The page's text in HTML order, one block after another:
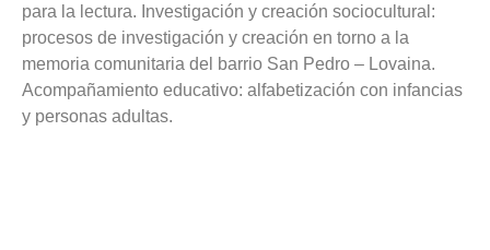
para la lectura. Investigación y creación sociocultural:
procesos de investigación y creación en torno a la
memoria comunitaria del barrio San Pedro – Lovaina.
Acompañamiento educativo: alfabetización con infancias
y personas adultas.